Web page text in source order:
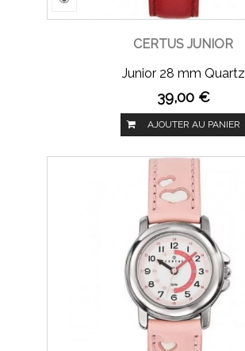
CERTUS JUNIOR
Junior 28 mm Quartz
39,00 €
AJOUTER AU PANIER